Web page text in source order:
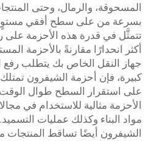
المسحوقة، والرمال، وحتى
بسرعة من على سطح أفقي مستوٍ.
تتمثَّل في قدرة هذه الأحزمة على
أكثر انحدارًا مقارنةً بالأحزمة
جهاز النقل الخاص بك يتطلب رفع
كبيرة، فإن أحزمة الشيفرون
على استقرار السطح طوال
الأحزمة مثالية للاستخدام في
مواد البناء وكذلك عمليات
الشيفرون أيضًا تساقط المنتجات